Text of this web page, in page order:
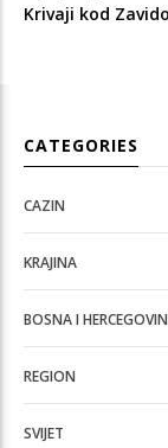
Krivaji kod
CATEGORIES
CAZIN
KRAJINA
BOSNA I
REGION
SVIJET